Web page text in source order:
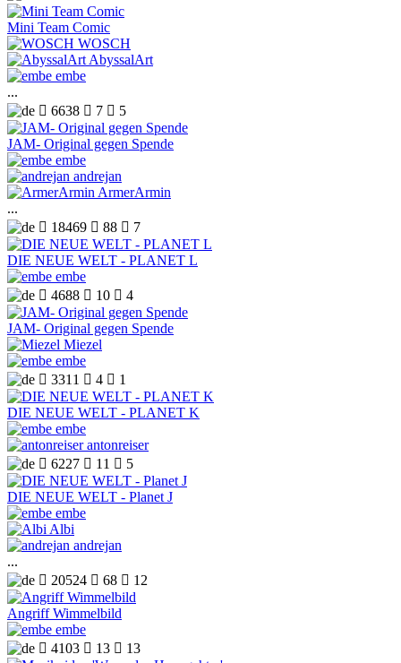
Mini Team Comic
WOSCH
AbyssalArt
embe
...
 6638  7  5
JAM- Original gegen Spende
embe
andrejan
ArmerArmin
...
 18469  88  7
DIE NEUE WELT - PLANET L
embe
 4688  10  4
JAM- Original gegen Spende
Miezel
embe
 3311  4  1
DIE NEUE WELT - PLANET K
embe
antonreiser
 6227  11  5
DIE NEUE WELT - Planet J
embe
Albi
andrejan
...
 20524  68  12
Angriff Wimmelbild
embe
 4103  13  13